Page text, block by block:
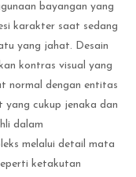
bayangan yang
karakter saat sedang
yang jahat. Desain
kontras visual yang
normal dengan entitas
yang cukup jenaka dan
dalam
melalui detail mata
ketakutan